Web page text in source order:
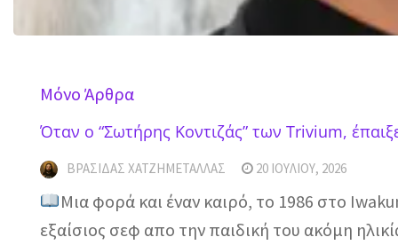
Mόνο Άρθρα
Όταν ο “Σωτήρης Κοντιζάς” των Trivium,
ΒΡΑΣΊΔΑΣ ΧΑΤΖΗΜΕΤΑΛΛΆΣ 20 ΙΟΥΛΊΟΥ, 2026
Μια φορά και έναν καιρό, το 1986 στο
εξαίσιος σεφ απο την παιδική του ακόμη